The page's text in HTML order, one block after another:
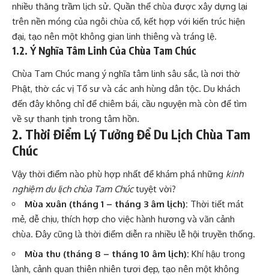
nhiều thăng trầm lịch sử. Quần thể chùa được xây dựng lại
trên nền móng của ngôi chùa cổ, kết hợp với kiến trúc hiện
đại, tạo nên một không gian linh thiêng và tráng lệ.
1.2. Ý Nghĩa Tâm Linh Của Chùa Tam Chúc
Chùa Tam Chúc mang ý nghĩa tâm linh sâu sắc, là nơi thờ
Phật, thờ các vị Tổ sư và các anh hùng dân tộc. Du khách
đến đây không chỉ để chiêm bái, cầu nguyện mà còn để tìm
về sự thanh tịnh trong tâm hồn.
2. Thời Điểm Lý Tưởng Để Du Lịch Chùa Tam
Chúc
Vậy thời điểm nào phù hợp nhất để khám phá những kinh
nghiệm du lịch chùa Tam Chúctuyệt vời?
Mùa xuân (tháng 1 – tháng 3 âm lịch): Thời tiết mát
mẻ, dễ chịu, thích hợp cho việc hành hương và vãn cảnh
chùa. Đây cũng là thời điểm diễn ra nhiều lễ hội truyền thống.
Mùa thu (tháng 8 – tháng 10 âm lịch): Khí hậu trong
lành, cảnh quan thiên nhiên tươi đẹp, tạo nên một không